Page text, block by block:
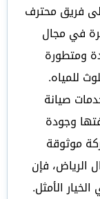
فريق محترف
في مجال
ومتطورة
للمياه.
صيانة
وجودة
موثوقة
الرياض، فإن
الأمثل.